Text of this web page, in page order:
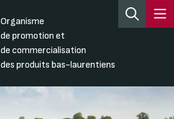
Organisme
de promotion et
de commercialisation
des produits bas-laurentiens